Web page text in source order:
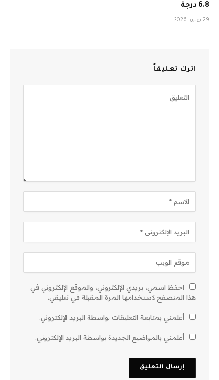
6.8 درجة
29 يوليو، 2026
اترك تعليقاً
احفظ اسمي، بريدي الإلكتروني، والموقع الإلكتروني في
هذا المتصفح لاستخدامها المرة المقبلة في تعليقي.
أعلمني بمتابعة التعليقات بواسطة البريد الإلكتروني.
أعلمني بالمواضيع الجديدة بواسطة البريد الإلكتروني.